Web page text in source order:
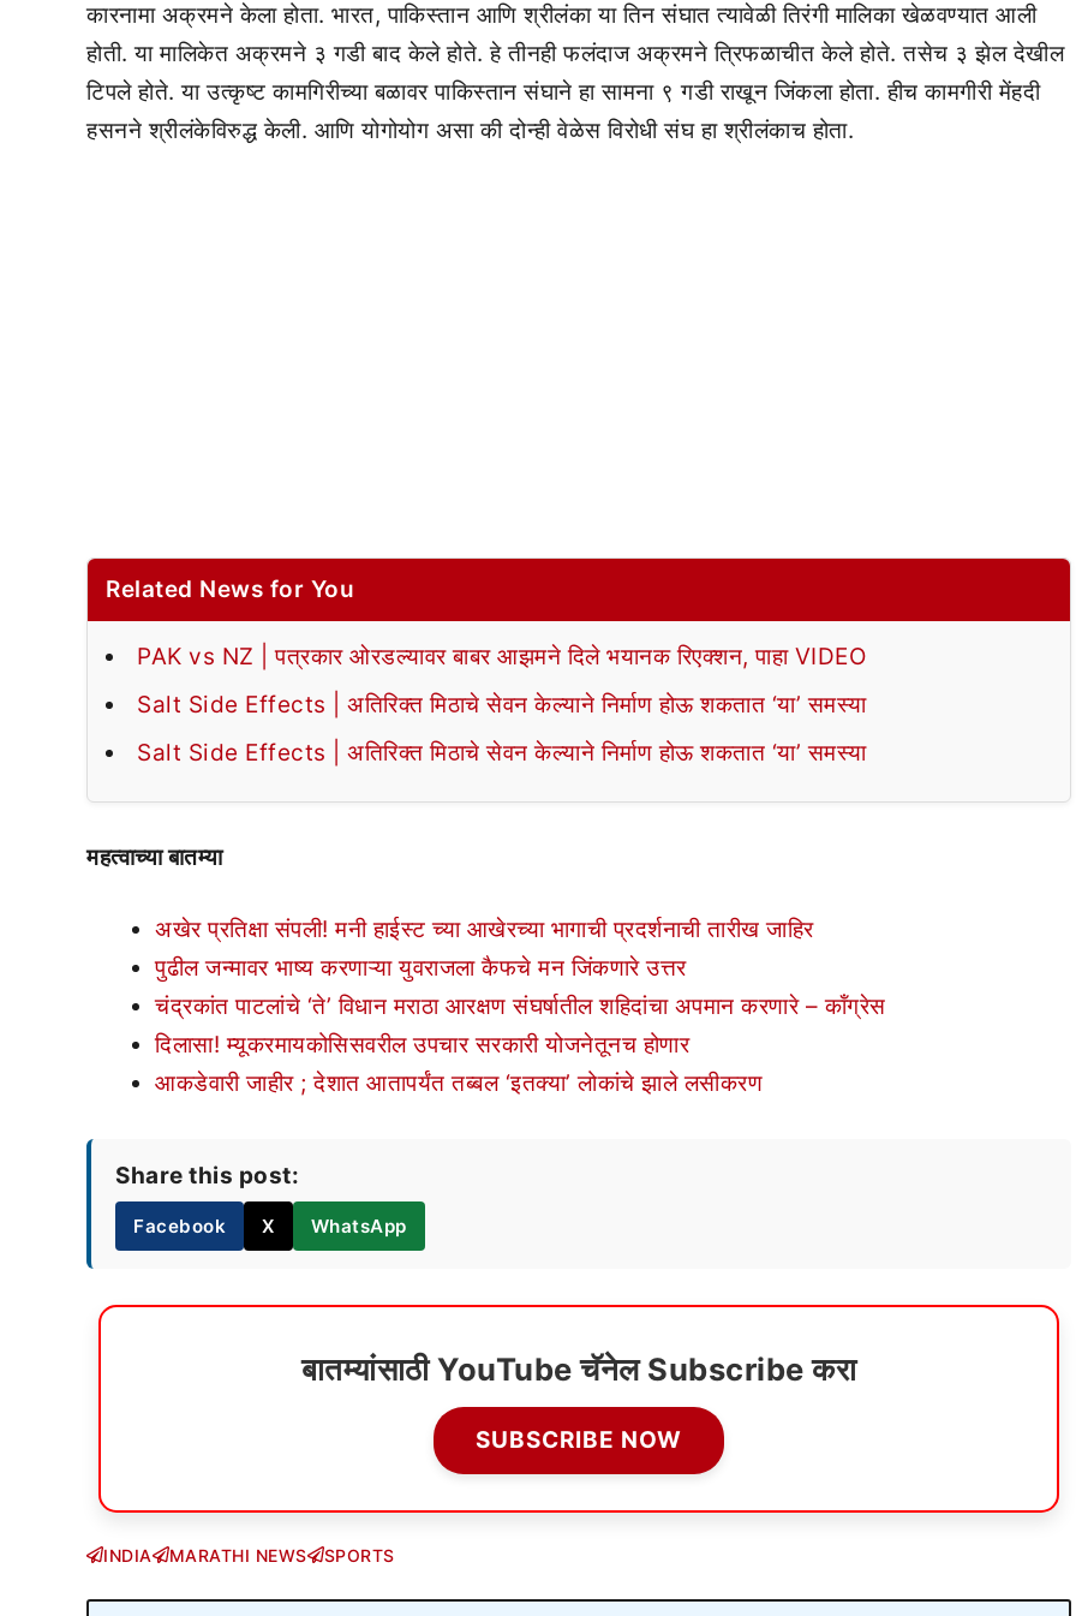
कारनामा अक्रमने केला होता. भारत, पाकिस्तान आणि श्रीलंका या तिन संघात त्यावेळी तिरंगी मालिका खेळवण्यात आली
होती. या मालिकेत अक्रमने ३ गडी बाद केले होते. हे तीनही फलंदाज अक्रमने त्रिफळाचीत केले होते. तसेच ३ झेल देखील
टिपले होते. या उत्कृष्ट कामगिरीच्या बळावर पाकिस्तान संघाने हा सामना ९ गडी राखून जिंकला होता. हीच कामगीरी मेंहदी
हसनने श्रीलंकेविरुद्ध केली. आणि योगोयोग असा की दोन्ही वेळेस विरोधी संघ हा श्रीलंकाच होता.
Related News for You
PAK vs NZ | पत्रकार ओरडल्यावर बाबर आझमने दिले भयानक रिएक्शन, पाहा VIDEO
Salt Side Effects | अतिरिक्त मिठाचे सेवन केल्याने निर्माण होऊ शकतात ‘या’ समस्या
Salt Side Effects | अतिरिक्त मिठाचे सेवन केल्याने निर्माण होऊ शकतात ‘या’ समस्या
महत्वाच्या बातम्या
अखेर प्रतिक्षा संपली! मनी हाईस्ट च्या आखेरच्या भागाची प्रदर्शनाची तारीख जाहिर
पुढील जन्मावर भाष्य करणाऱ्या युवराजला कैफचे मन जिंकणारे उत्तर
चंद्रकांत पाटलांचे ‘ते’ विधान मराठा आरक्षण संघर्षातील शहिदांचा अपमान करणारे – कॉंग्रेस
दिलासा! म्यूकरमायकोसिसवरील उपचार सरकारी योजनेतूनच होणार
आकडेवारी जाहीर ; देशात आतापर्यंत तब्बल ‘इतक्या’ लोकांचे झाले लसीकरण
Share this post:
Facebook X WhatsApp
बातम्यांसाठी YouTube चॅनेल Subscribe करा
SUBSCRIBE NOW
INDIA MARATHI NEWS SPORTS